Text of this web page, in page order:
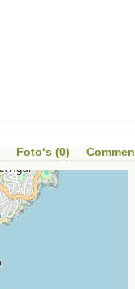
Foto‘s (0)